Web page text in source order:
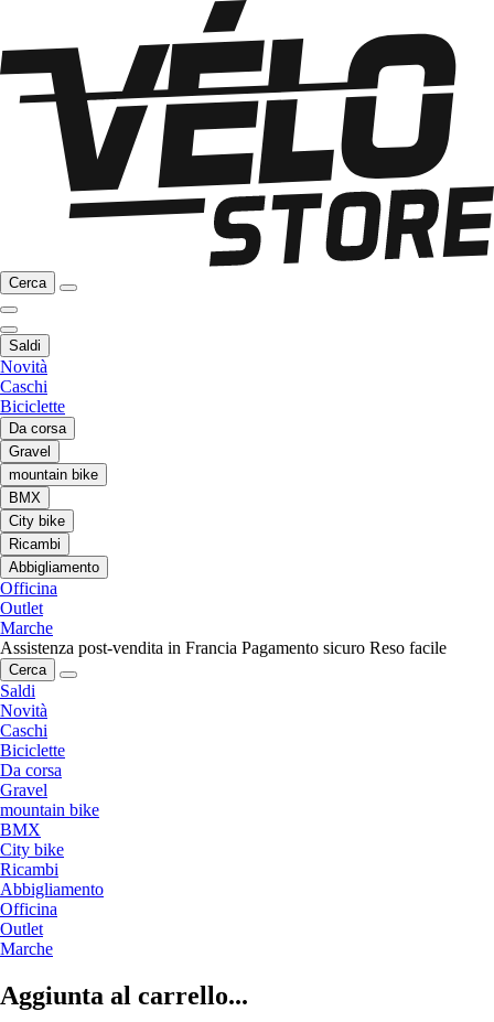
Cerca
Saldi
Novità
Caschi
Biciclette
Da corsa
Gravel
mountain bike
BMX
City bike
Ricambi
Abbigliamento
Officina
Outlet
Marche
Assistenza post-vendita in Francia Pagamento sicuro Reso facile
Cerca
Saldi
Novità
Caschi
Biciclette
Da corsa
Gravel
mountain bike
BMX
City bike
Ricambi
Abbigliamento
Officina
Outlet
Marche
Aggiunta al carrello...